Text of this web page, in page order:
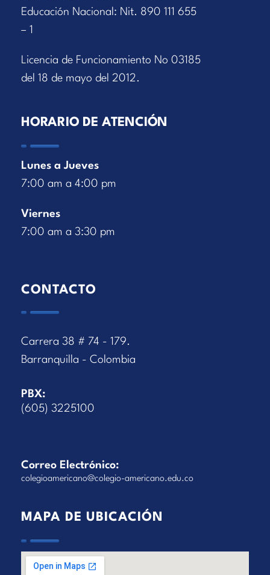
Educación Nacional: Nit. 890 111 655
– 1
Licencia de Funcionamiento No 03185
del 18 de mayo del 2012.
HORARIO DE ATENCIÓN
Lunes a Jueves
7:00 am a 4:00 pm
Viernes
7:00 am a 3:30 pm
CONTACTO
Carrera 38 # 74 - 179.
Barranquilla - Colombia
PBX:
(605) 3225100
Correo Electrónico:
colegioamericano@colegio-americano.edu.co
MAPA DE UBICACIÓN